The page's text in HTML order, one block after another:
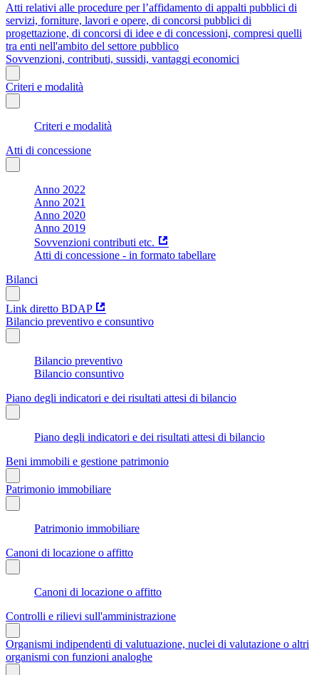
Atti relativi alle procedure per l’affidamento di appalti pubblici di
servizi, forniture, lavori e opere, di concorsi pubblici di
progettazione, di concorsi di idee e di concessioni, compresi quelli
tra enti nell'ambito del settore pubblico
Sovvenzioni, contributi, sussidi, vantaggi economici
Criteri e modalità
Criteri e modalità
Atti di concessione
Anno 2022
Anno 2021
Anno 2020
Anno 2019
Sovvenzioni contributi etc.
Atti di concessione - in formato tabellare
Bilanci
Link diretto BDAP
Bilancio preventivo e consuntivo
Bilancio preventivo
Bilancio consuntivo
Piano degli indicatori e dei risultati attesi di bilancio
Piano degli indicatori e dei risultati attesi di bilancio
Beni immobili e gestione patrimonio
Patrimonio immobiliare
Patrimonio immobiliare
Canoni di locazione o affitto
Canoni di locazione o affitto
Controlli e rilievi sull'amministrazione
Organismi indipendenti di valutuazione, nuclei di valutazione o altri
organismi con funzioni analoghe